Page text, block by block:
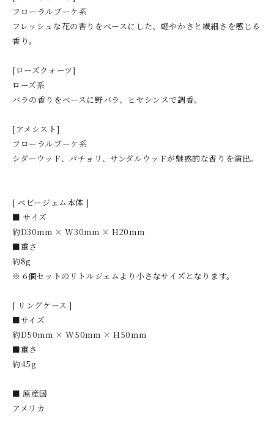
フローラルブーケ系
フレッシュな花の香りをベースにした、軽やかさと繊細さを感じる
香り。
[ローズクォーツ]
ローズ系
バラの香りをベースに野バラ、ヒヤシンスで調香。
[アメシスト]
フローラルブーケ系
シダーウッド、パチョリ、サンダルウッドが魅惑的な香りを演出。
[ ベビージェム本体 ]
■ サイズ
約D30mm × W30mm × H20mm
■重さ
約8g
※ 6個セットのリトルジェムより小さなサイズとなります。
[ リングケース ]
■サイズ
約D50mm × W50mm × H50mm
■重さ
約45g
■ 原産国
アメリカ